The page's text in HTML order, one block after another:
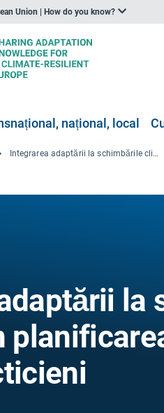
Union | How do you know?
național, local
Integrarea adaptării la schimbările climatice în planificarea dezvoltării: Ghid pentru practicieni
la